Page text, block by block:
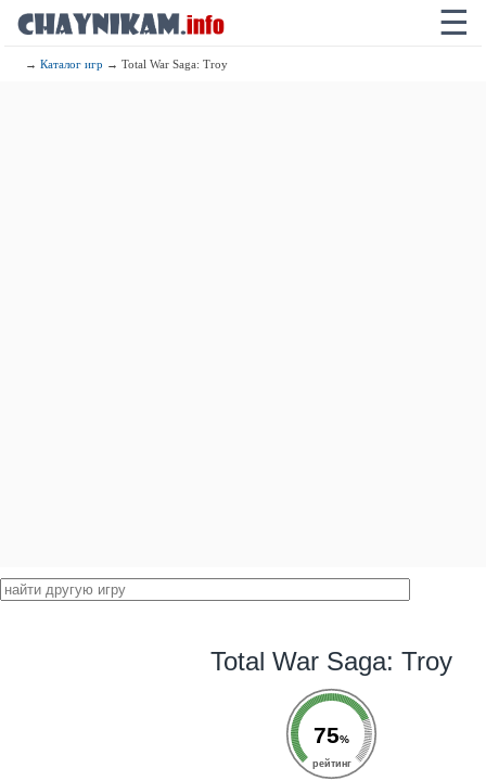
☰
→Каталог игр → Total War Saga: Troy
Total War Saga: Troy
75%
рейтинг